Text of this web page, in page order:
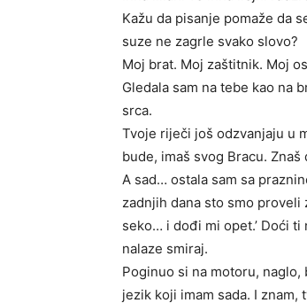
Kažu da pisanje pomaže da
suze ne zagrle svako slovo?
Moj brat. Moj zaštitnik. Moj
Gledala sam na tebe kao na
srca.
Tvoje riječi još odzvanjaju u
bude, imaš svog Bracu. Znaš
A sad… ostala sam sa
zadnjih dana sto smo proveli
seko… i dođi mi opet.’ Doći
nalaze smiraj.
Poginuo si na motoru,
jezik koji imam sada. I znam,